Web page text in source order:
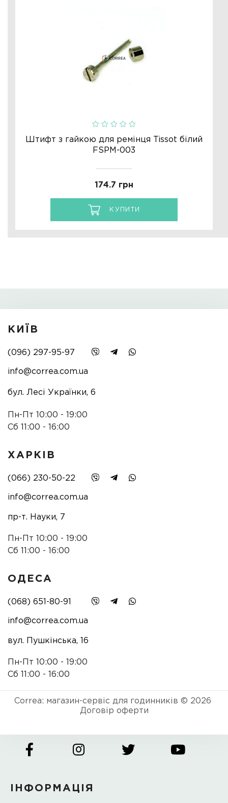
Штифт з гайкою для ремінця Tissot білий
FSPM-003
174.7 грн
КУПИТИ
КИЇВ
(096) 297-95-97
info@correa.com.ua
бул. Лесі Українки, 6
Пн-Пт 10:00 - 19:00
Сб 11:00 - 16:00
ХАРКІВ
(066) 230-50-22
info@correa.com.ua
пр-т. Науки, 7
Пн-Пт 10:00 - 19:00
Сб 11:00 - 16:00
ОДЕСА
(068) 651-80-91
info@correa.com.ua
вул. Пушкінська, 16
Пн-Пт 10:00 - 19:00
Сб 11:00 - 16:00
Correa: магазин-сервіс для годинників © 2026
Договір оферти
ІНФОРМАЦІЯ